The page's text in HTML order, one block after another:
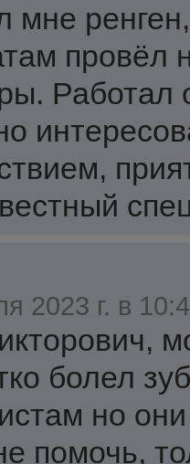
мне
провёл
Работал
2023 г. в
болел
но
помочь,